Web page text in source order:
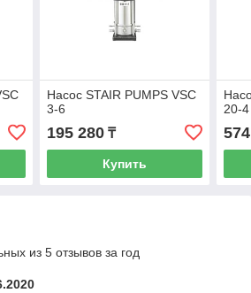
Насос STAIR PUMPS VSC
3-6
195 280₸
Купить
20-4
из 5 отзывов за год